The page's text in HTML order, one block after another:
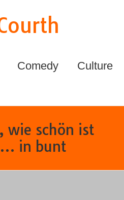
Comedy Culture
wie schön ist
… in bunt